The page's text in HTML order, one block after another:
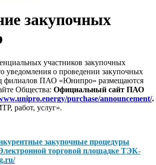
закупочных
участников закупочных
уведомления о проведении закупочных
филиалов ПАО «Юнипро» размещаются
Общества: Официальный сайт ПАО
purchase/announcement/.
работ, услуг».
закупочные процедуры
торговой площадке ТЭК-